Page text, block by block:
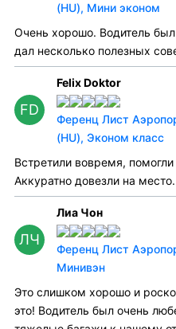
(HU), Мини эконом
Очень хорошо. Водитель
дал несколько полезных
FD
Felix Doktor
Ференц Лист
(HU), Эконом класс
Встретили вовремя,
Аккуратно довезли на место.
ЛЧ
Лиа Чон
Ференц Лист
Минивэн
Это слишком хорошо и
это! Водитель был очень